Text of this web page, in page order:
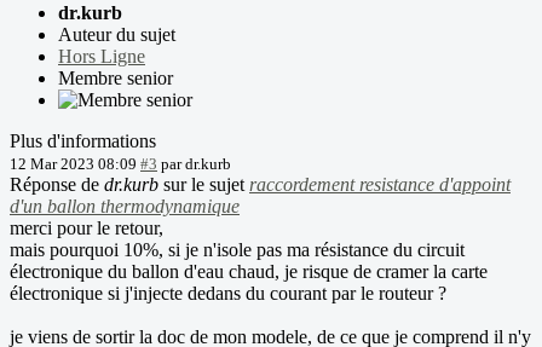
dr.kurb
Auteur du sujet
Hors Ligne
Membre senior
Plus d'informations
12 Mar 2023 08:09 #3 pardr.kurb
Réponse de dr.kurb sur le sujet raccordement resistance d'appoint
d'un ballon thermodynamique
merci pour le retour,
mais pourquoi 10%, si je n'isole pas ma résistance du circuit
électronique du ballon d'eau chaud, je risque de cramer la carte
électronique si j'injecte dedans du courant par le routeur ?
je viens de sortir la doc de mon modele, de ce que je comprend il n'y